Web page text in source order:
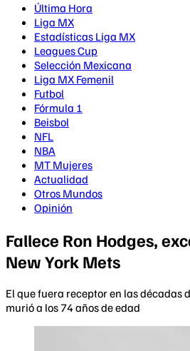
Última Hora
Liga MX
Estadísticas Liga MX
Leagues Cup
Selección Mexicana
Liga MX Femenil
Futbol
Fórmula 1
Beisbol
NFL
NBA
MT Mujeres
Actualidad
Otros Mundos
Opinión
Fallece Ron Hodges,
New York Mets
El que fuera receptor en las décadas
murió a los 74 años de edad